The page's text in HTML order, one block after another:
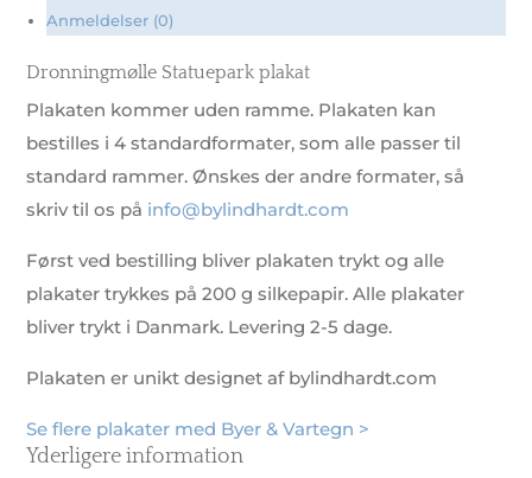
Anmeldelser (0)
Dronningmølle Statuepark plakat
Plakaten kommer uden ramme. Plakaten kan
bestilles i 4 standardformater, som alle passer til
standard rammer. Ønskes der andre formater, så
skriv til os på info@bylindhardt.com
Først ved bestilling bliver plakaten trykt og alle
plakater trykkes på 200 g silkepapir. Alle plakater
bliver trykt i Danmark. Levering 2-5 dage.
Plakaten er unikt designet af bylindhardt.com
Se flere plakater med Byer & Vartegn >
Yderligere information